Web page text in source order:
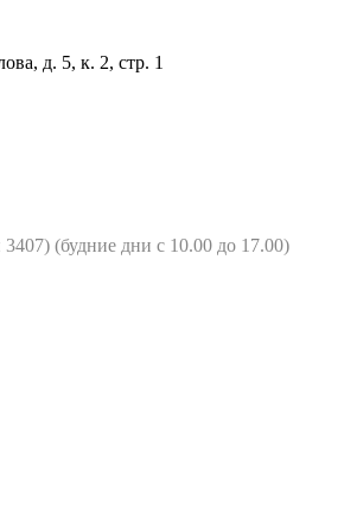
д. 5, к. 2, cтр. 1
(будние дни c 10.00 до 17.00)